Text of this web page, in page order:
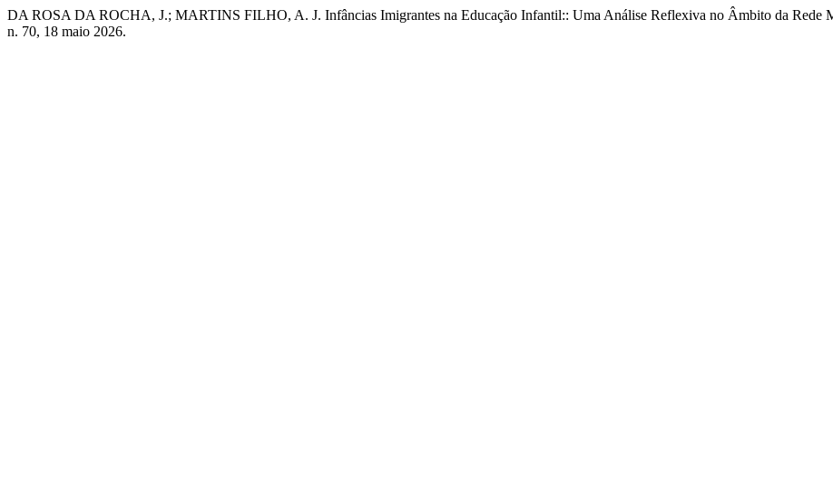
DA ROSA DA ROCHA, J.; MARTINS FILHO, A. J. Infâncias Imigrantes na Educação Infantil:: Uma Análise Reflexiva no Âmbito da Rede
n. 70, 18 maio 2026.